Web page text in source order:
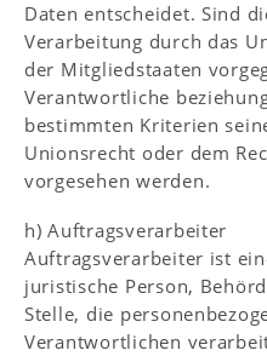
Daten entscheidet. Sind
Verarbeitung durch das
der Mitgliedstaaten
Verantwortliche
bestimmten Kriterien
Unionsrecht oder dem
vorgesehen werden.
h) Auftragsverarbeiter
Auftragsverarbeiter ist
juristische Person,
Stelle, die
Verantwortlichen